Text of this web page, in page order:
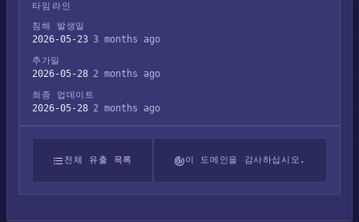
타임라인
침해 발생일
2026-05-23 3 months ago
추가일
2026-05-28 2 months ago
최종 업데이트
2026-05-28 2 months ago
전체 유출 목록 이 도메인을 감사하십시오.